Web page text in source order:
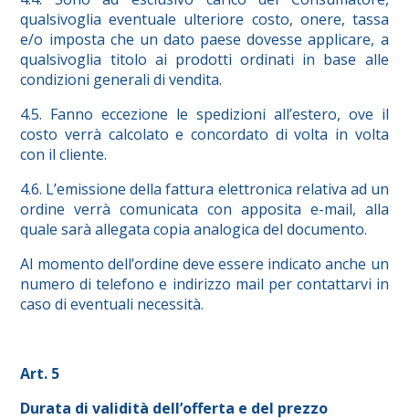
qualsivoglia eventuale ulteriore costo, onere, tassa
e/o imposta che un dato paese dovesse applicare, a
qualsivoglia titolo ai prodotti ordinati in base alle
condizioni generali di vendita.
4.5. Fanno eccezione le spedizioni all’estero, ove il
costo verrà calcolato e concordato di volta in volta
con il cliente.
4.6. L’emissione della fattura elettronica relativa ad un
ordine verrà comunicata con apposita e-mail, alla
quale sarà allegata copia analogica del documento.
Al momento dell’ordine deve essere indicato anche un
numero di telefono e indirizzo mail per contattarvi in
caso di eventuali necessità.
Art. 5
Durata di validità dell’offerta e del prezzo